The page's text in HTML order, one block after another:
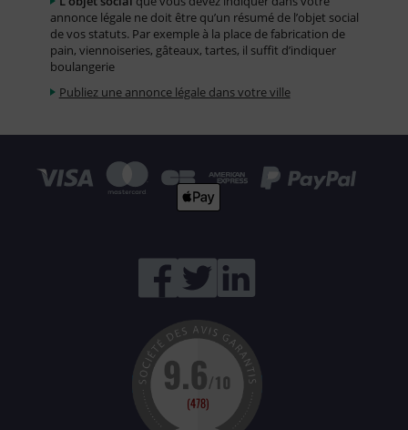
annonce légale ne doit être qu’un résumé de l’objet social
de vos statuts. Par exemple à la place de fabrication de
pain, viennoiseries, gâteaux, tartes, il suffit d’indiquer
boulangerie
Publiez une annonce légale dans votre ville